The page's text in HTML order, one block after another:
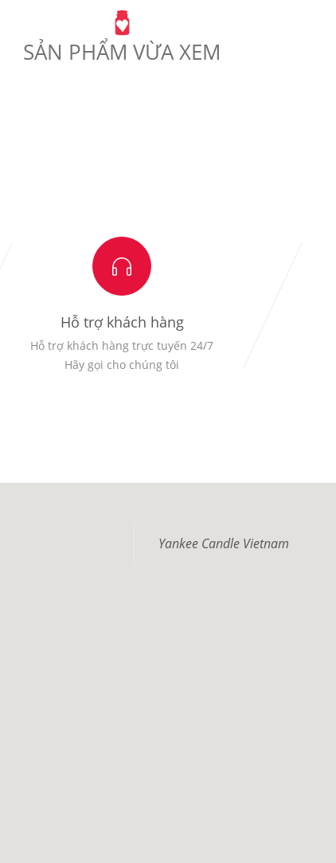
SẢN PHẨM VỪA XEM
Hỗ trợ khách hàng
Hỗ trợ khách hàng trực tuyến 24/7
Hãy gọi cho chúng tôi
Yankee Candle Vietnam